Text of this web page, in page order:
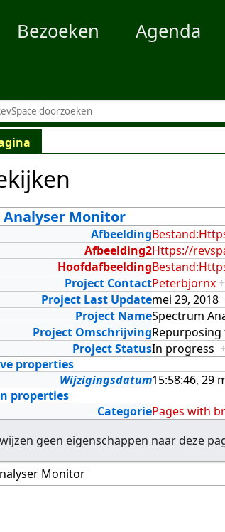
Bezoeken Agenda
Analyser Monitor
Afbeelding
Afbeelding2Https://
Hoofdafbeelding
Project ContactPeterbjornx +
Project Last Updatemei 29, 2018
Project NameSpectrum
Project Omschrijving
Project StatusIn progress +
properties
Wijzigingsdatum15:58:46, 29
properties
CategoriePages with
geen eigenschappen naar deze